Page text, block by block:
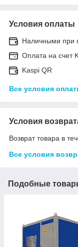
Условия оплаты
Наличными при
Оплата на счет
Kaspi QR
Все условия
Условия
Возврат товара в
Все условия
Подобные